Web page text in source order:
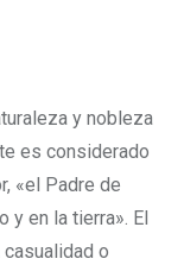
y nobleza
es considerado
«el Padre de
y en la tierra». El
o